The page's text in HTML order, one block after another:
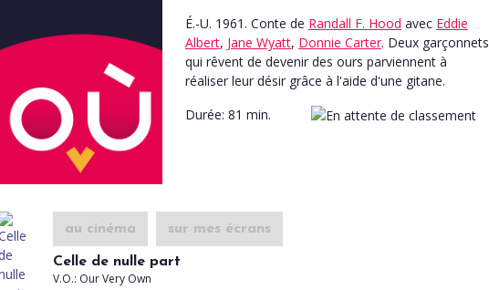
É.-U. 1961. Conte de Randall F. Hood avec Eddie
Albert, Jane Wyatt, Donnie Carter. Deux garçonnets
qui rêvent de devenir des ours parviennent à
réaliser leur désir grâce à l'aide d'une gitane.
Durée: 81 min.
au cinéma sur mes écrans
Celle de nulle part
V.O.: Our Very Own